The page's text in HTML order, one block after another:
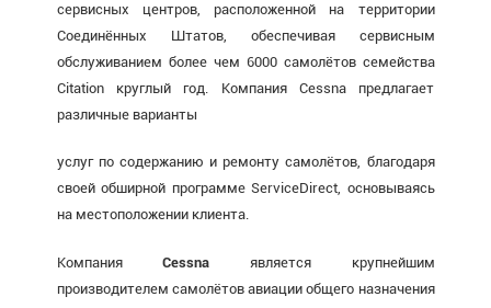
сервисных центров, расположенной на территории
Соединённых Штатов, обеспечивая сервисным
обслуживанием более чем 6000 самолётов семейства
Citation круглый год. Компания Cessna предлагает
различные варианты
услуг по содержанию и ремонту самолётов, благодаря
своей обширной программе ServiceDirect, основываясь
на местоположении клиента.
КомпанияCessna является крупнейшим
производителем самолётов авиации общего назначения